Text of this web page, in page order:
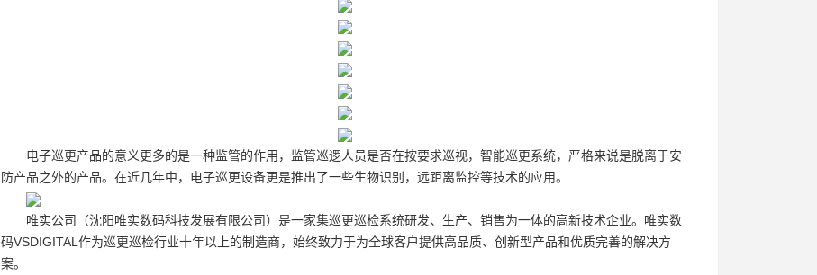
电子巡更产品的意义更多的是一种监管的作用，监管巡逻人员是否在按要求巡视，智能巡更系统，严格来说是脱离于安
防产品之外的产品。在近几年中，电子巡更设备更是推出了一些生物识别，远距离监控等技术的应用。
唯实公司（沈阳唯实数码科技发展有限公司）是一家集巡更巡检系统研发、生产、销售为一体的高新技术企业。唯实数
码VSDIGITAL作为巡更巡检行业十年以上的制造商，始终致力于为全球客户提供高品质、创新型产品和优质完善的解决方
案。